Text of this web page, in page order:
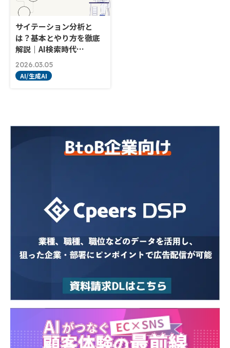
サイテーション分析と
は？基本とやり方を徹底
解説｜AI検索時代…
2026.03.05
AI/生成AI